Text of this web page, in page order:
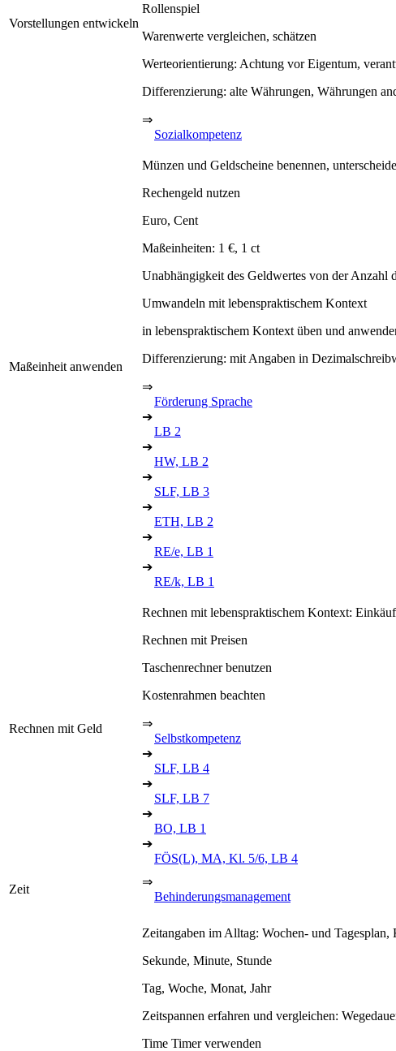
Vorstellungen entwickeln
Rollenspiel
Warenwerte vergleichen, schätzen
Werteorientierung: Achtung vor Eigentum,
Differenzierung: alte Währungen, Währungen
⇒
Sozialkompetenz
Maßeinheit anwenden
Münzen und Geldscheine benennen,
Rechengeld nutzen
Euro, Cent
Maßeinheiten: 1 €, 1 ct
Unabhängigkeit des Geldwertes von der Anzahl
Umwandeln mit lebenspraktischem Kontext
in lebenspraktischem Kontext üben und
Differenzierung: mit Angaben in
⇒
Förderung Sprache
➔
LB 2
➔
HW, LB 2
➔
SLF, LB 3
➔
ETH, LB 2
➔
RE/e, LB 1
➔
RE/k, LB 1
Rechnen mit Geld
Rechnen mit lebenspraktischem Kontext:
Rechnen mit Preisen
Taschenrechner benutzen
Kostenrahmen beachten
⇒
Selbstkompetenz
➔
SLF, LB 4
➔
SLF, LB 7
➔
BO, LB 1
➔
FÖS(L), MA, Kl. 5/6, LB 4
Zeit
⇒
Behinderungsmanagement
Zeitangaben im Alltag: Wochen- und Tagesplan,
Sekunde, Minute, Stunde
Tag, Woche, Monat, Jahr
Zeitspannen erfahren und vergleichen:
Time Timer verwenden